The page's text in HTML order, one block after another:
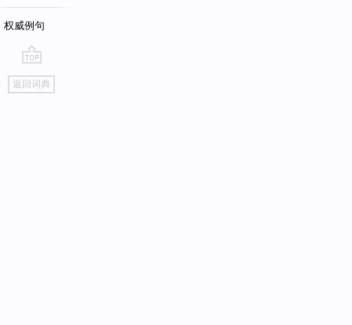
权威例句
go
top
返回词典